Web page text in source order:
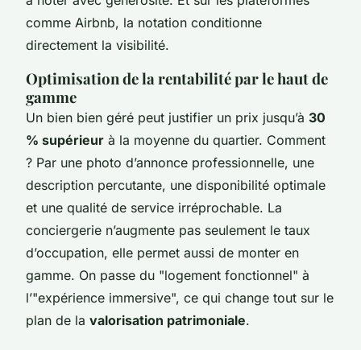
comme Airbnb, la notation conditionne
directement la visibilité.
Optimisation de la rentabilité par le haut de
gamme
Un bien bien géré peut justifier un prix jusqu’à 30
% supérieur à la moyenne du quartier. Comment
? Par une photo d’annonce professionnelle, une
description percutante, une disponibilité optimale
et une qualité de service irréprochable. La
conciergerie n’augmente pas seulement le taux
d’occupation, elle permet aussi de monter en
gamme. On passe du "logement fonctionnel" à
l’"expérience immersive", ce qui change tout sur le
plan de la valorisation patrimoniale.